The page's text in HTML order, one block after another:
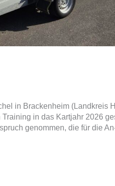
in Brackenheim (Landkreis
in das Kartjahr 2026
genommen, die für die